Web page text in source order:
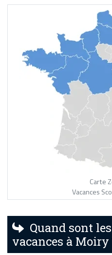
Carte
Vacances
Quand sont
vacances à Moiry